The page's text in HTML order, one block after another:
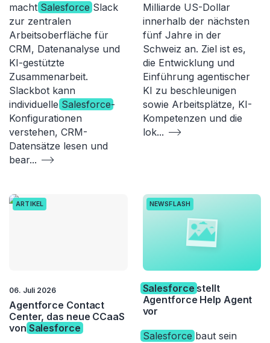
macht Salesforce Slack
zur zentralen
Arbeitsoberfläche für
CRM, Datenanalyse und
KI-gestützte
Zusammenarbeit.
Slackbot kann
individuelle Salesforce-
Konfigurationen
verstehen, CRM-
Datensätze lesen und
bear...
Milliarde US-Dollar
innerhalb der nächsten
fünf Jahre in der
Schweiz an. Ziel ist es,
die Entwicklung und
Einführung agentischer
KI zu beschleunigen
sowie Arbeitsplätze, KI-
Kompetenzen und die
lok...
ARTIKEL
06. Juli 2026
Agentforce Contact
Center, das neue CCaaS
vonSalesforce
NEWSFLASH
Salesforce stellt
Agentforce Help Agent
vor
Salesforce baut sein